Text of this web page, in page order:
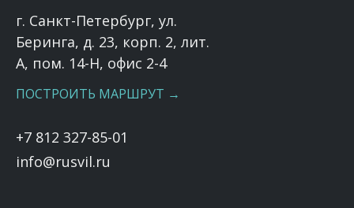
г. Санкт-Петербург, ул.
Беринга, д. 23, корп. 2, лит.
А, пом. 14-Н, офис 2-4
ПОСТРОИТЬ МАРШРУТ →
+7 812 327-85-01
info@rusvil.ru